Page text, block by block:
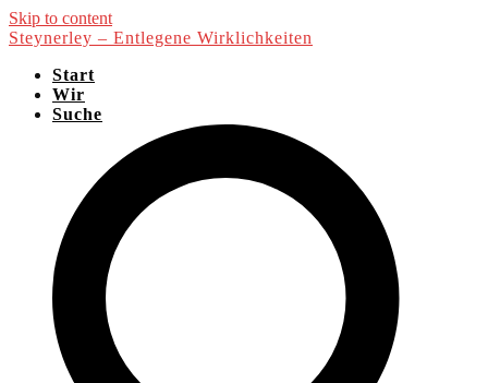
Skip to content
Steynerley – Entlegene Wirklichkeiten
Start
Wir
Suche